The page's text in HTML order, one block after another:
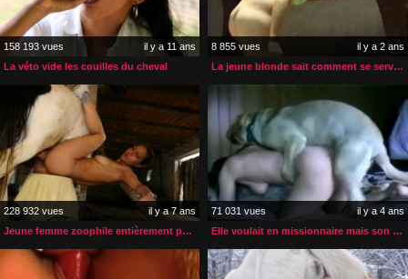
158 193 vues
il y a 11 ans
La véto vide les couilles du cheval
8 855 vues
il y a 2 ans
La jeune blonde sait comment se servir de la bite de son cheval
228 932 vues
il y a 7 ans
Jeune femme zoophile entièrement pénétrée par son cheval
71 031 vues
il y a 4 ans
Elle voulait en missionnaire mais son chien préfère la levrette